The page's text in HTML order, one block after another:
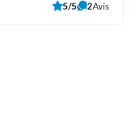
5/5 2Avis